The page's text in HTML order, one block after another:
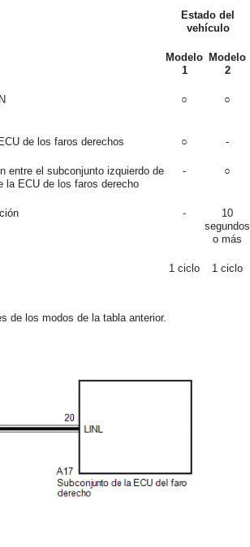
Estado del
vehículo
Modelo
1
Modelo
2
○ ○
de los faros derechos ○ -
entre el subconjunto izquierdo de
la ECU de los faros derecho
- ○
-
10
segundos
o más
1 ciclo 1 ciclo
de los modos de la tabla anterior.